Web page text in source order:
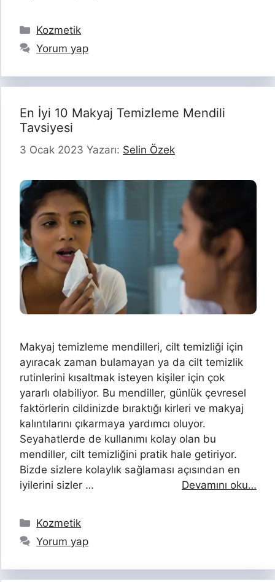
Kategoriler
Kozmetik
Yorum yap
En İyi 10 Makyaj Temizleme Mendili
Tavsiyesi
3 Ocak 2023 Yazarı: Selin Özek
Makyaj temizleme mendilleri, cilt temizliği için
ayıracak zaman bulamayan ya da cilt temizlik
rutinlerini kısaltmak isteyen kişiler için çok
yararlı olabiliyor. Bu mendiller, günlük çevresel
faktörlerin cildinizde bıraktığı kirleri ve makyaj
kalıntılarını çıkarmaya yardımcı oluyor.
Seyahatlerde de kullanımı kolay olan bu
mendiller, cilt temizliğini pratik hale getiriyor.
Bizde sizlere kolaylık sağlaması açısından en
iyilerini sizler …
Devamını oku…
Kategoriler
Kozmetik
Yorum yap